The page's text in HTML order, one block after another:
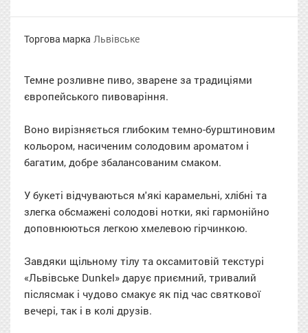
Торгова марка Львівське
Темне розливне пиво, зварене за традиціями
європейського пивоваріння.
Воно вирізняється глибоким темно-бурштиновим
кольором, насиченим солодовим ароматом і
багатим, добре збалансованим смаком.
У букеті відчуваються м'які карамельні, хлібні та
злегка обсмажені солодові нотки, які гармонійно
доповнюються легкою хмелевою гірчинкою.
Завдяки щільному тілу та оксамитовій текстурі
«Львівське Dunkel» дарує приємний, тривалий
післясмак і чудово смакує як під час святкової
вечері, так і в колі друзів.